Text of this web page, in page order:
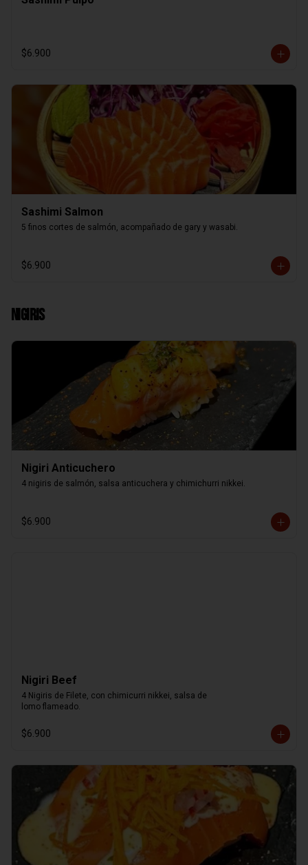
$6.900
Sashimi Salmon
5 finos cortes de salmón, acompañado de gary y wasabi.
$6.900
Nigiris
Nigiri Anticuchero
4 nigiris de salmón, salsa anticuchera y chimichurri nikkei.
$6.900
Nigiri Beef
4 Nigiris de Filete, con chimicurri nikkei, salsa de
lomo flameado.
$6.900